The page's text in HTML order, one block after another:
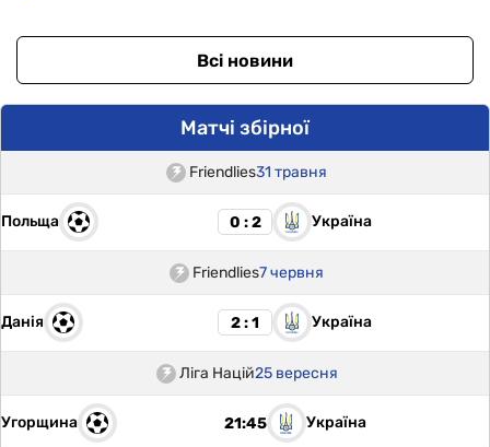
Всі новини
Матчі збірної
Friendlies31 травня
Польща 0 : 2 Україна
Friendlies7 червня
Данія 2 : 1 Україна
Ліга Націй25 вересня
Угорщина 21:45 Україна